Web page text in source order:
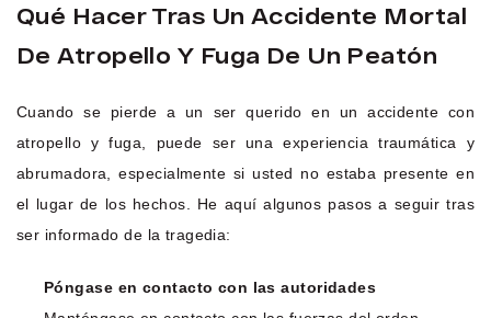
Qué Hacer Tras Un Accidente Mortal
De Atropello Y Fuga De Un Peatón
Cuando se pierde a un ser querido en un accidente con
atropello y fuga, puede ser una experiencia traumática y
abrumadora, especialmente si usted no estaba presente en
el lugar de los hechos. He aquí algunos pasos a seguir tras
ser informado de la tragedia:
Póngase en contacto con las autoridades